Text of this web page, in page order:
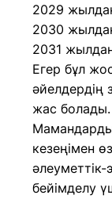
2029
2030
2031
Егер бұл
әйелдердің
жас болады.
кезеңімен
бейімделу